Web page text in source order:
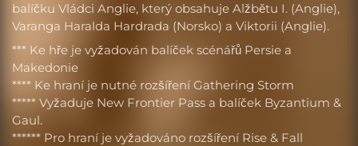
balíčku Vládci Anglie, který obsahuje Alžbětu I. (Anglie),
Varanga Haralda Hardrada (Norsko) a Viktorii (Anglie).
*** Ke hře je vyžadován balíček scénářů Persie a
Makedonie
**** Ke hraní je nutné rozšíření Gathering Storm
***** Vyžaduje New Frontier Pass a balíček Byzantium &
Gaul.
****** Pro hraní je vyžadováno rozšíření Rise & Fall